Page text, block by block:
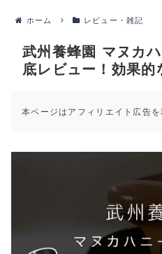
ホーム レビュー・雑記
武州養蜂園 マヌカ
底レビュー！効果的
本ページはアフィリエイト広告